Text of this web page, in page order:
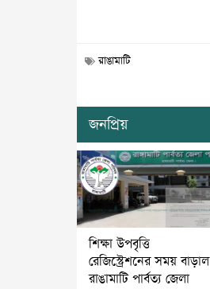
রাঙামাটি
জনপ্রিয়
শিক্ষা উপবৃত্তি
রেজিস্ট্রেশনের সময় বাড়াল
রাঙামাটি পার্বত্য জেলা